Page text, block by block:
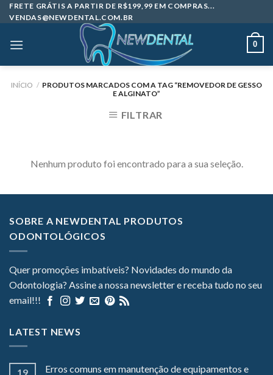
Skip
to
FRETE GRÁTIS A PARTIR DE R$199,99 EM COMPRAS...
VENDAS@NEWDENTAL.COM.BR
0
INÍCIO / PRODUTOS MARCADOS COM A TAG “REMOVEDOR DE GESSO
E ALGINATO”
FILTRAR
Nenhum produto foi encontrado para a sua seleção.
SOBRE A NEWDENTAL PRODUTOS
ODONTOLÓGICOS
Quer promoções imbatíveis? Novidades do mundo da
Odontologia? Assine a nossa newsletter e receba tudo no seu
email!!!
LATEST NEWS
19
Erros comuns em manutenção de equipamentos e